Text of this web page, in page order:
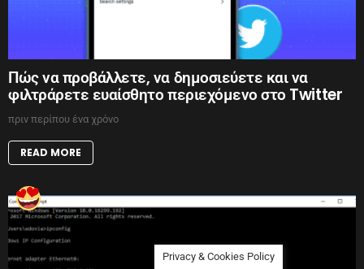
Πώς να προβάλλετε, να δημοσιεύετε και να
φιλτράρετε ευαίσθητο περιεχόμενο στο Twitter
πριν περίπου ένα χρόνο
READ MORE
Privacy & Cookies Policy